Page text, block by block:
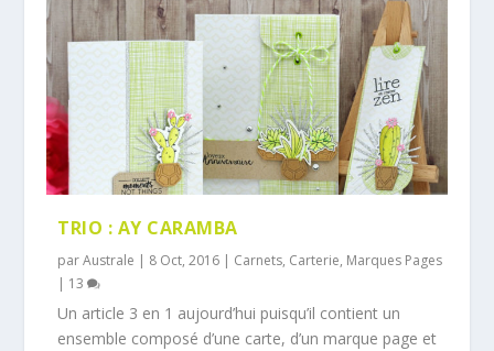
TRIO : AY CARAMBA
parAustrale | 8 Oct, 2016 | Carnets, Carterie, Marques Pages
| 13
Un article 3 en 1 aujourd’hui puisqu’il contient un
ensemble composé d’une carte, d’un marque page et